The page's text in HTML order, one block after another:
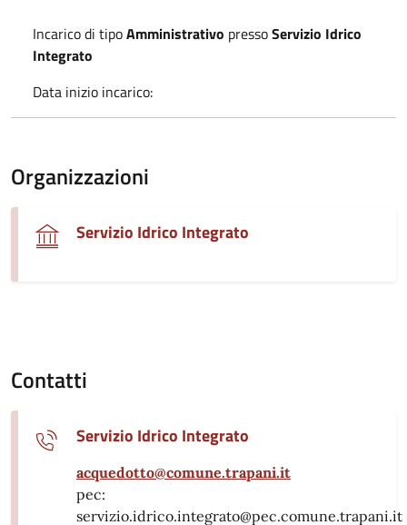
Incarico di tipoAmministrativo pressoServizio Idrico
Integrato
Data inizio incarico:
Organizzazioni
Servizio Idrico Integrato
Contatti
Servizio Idrico Integrato
acquedotto@comune.trapani.it
pec:
servizio.idrico.integrato@pec.comune.trapani.it